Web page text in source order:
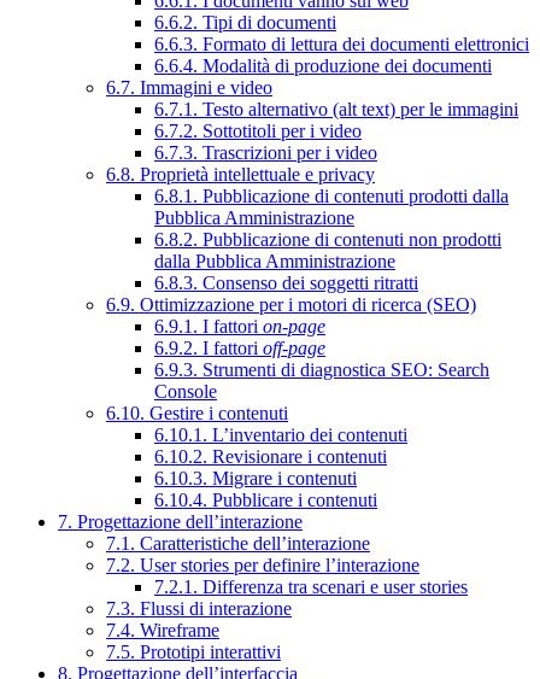
6.6.2. Tipi di documenti
6.6.3. Formato di lettura dei documenti elettronici
6.6.4. Modalità di produzione dei documenti
6.7. Immagini e video
6.7.1. Testo alternativo (alt text) per le immagini
6.7.2. Sottotitoli per i video
6.7.3. Trascrizioni per i video
6.8. Proprietà intellettuale e privacy
6.8.1. Pubblicazione di contenuti prodotti dalla
Pubblica Amministrazione
6.8.2. Pubblicazione di contenuti non prodotti
dalla Pubblica Amministrazione
6.8.3. Consenso dei soggetti ritratti
6.9. Ottimizzazione per i motori di ricerca (SEO)
6.9.1. I fattori on-page
6.9.2. I fattori off-page
6.9.3. Strumenti di diagnostica SEO: Search
Console
6.10. Gestire i contenuti
6.10.1. L’inventario dei contenuti
6.10.2. Revisionare i contenuti
6.10.3. Migrare i contenuti
6.10.4. Pubblicare i contenuti
7. Progettazione dell’interazione
7.1. Caratteristiche dell’interazione
7.2. User stories per definire l’interazione
7.2.1. Differenza tra scenari e user stories
7.3. Flussi di interazione
7.4. Wireframe
7.5. Prototipi interattivi
8. Progettazione dell’interfaccia